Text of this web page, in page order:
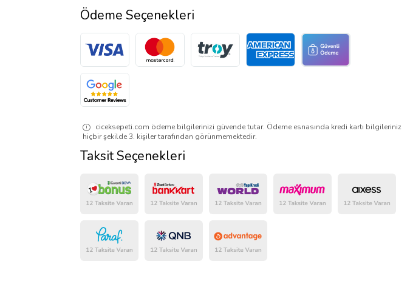
Ödeme Seçenekleri
ciceksepeti.com ödeme bilgilerinizi güvende tutar. Ödeme esnasında kredi kartı bilgileriniz
hiçbir şekilde 3. kişiler tarafından görünmemektedir.
Taksit Seçenekleri